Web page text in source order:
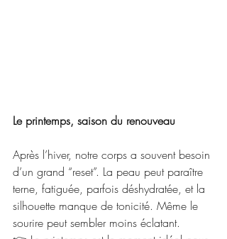
Le printemps, saison du renouveau
Après l’hiver, notre corps a souvent besoin
d’un grand “reset”. La peau peut paraître
terne, fatiguée, parfois déshydratée, et la
silhouette manque de tonicité. Même le
sourire peut sembler moins éclatant.